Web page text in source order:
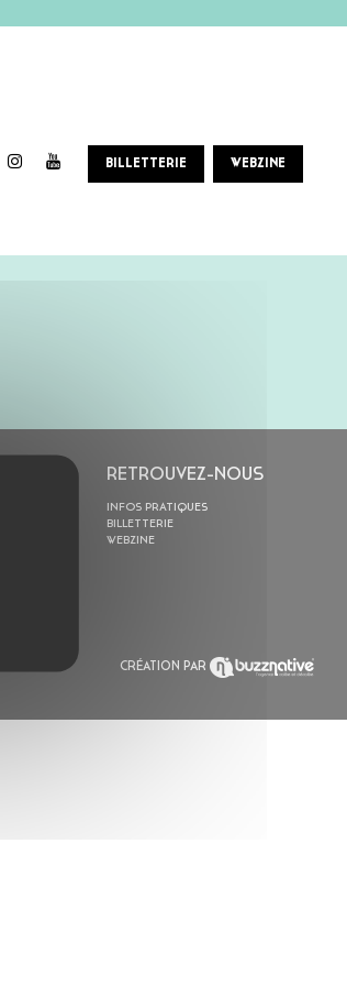
BILLETTERIE WEBZINE
RETROUVEZ-NOUS
INFOS PRATIQUES
BILLETTERIE
WEBZINE
CRÉATION PAR